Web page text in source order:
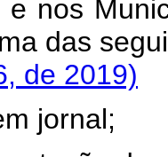
e nos
das
de 2019)
jornal;